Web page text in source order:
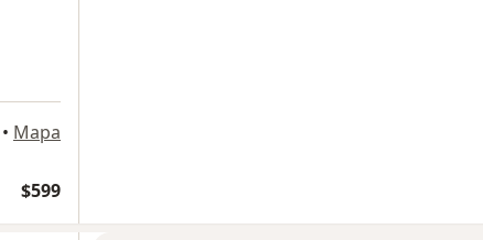
• Mapa
$599